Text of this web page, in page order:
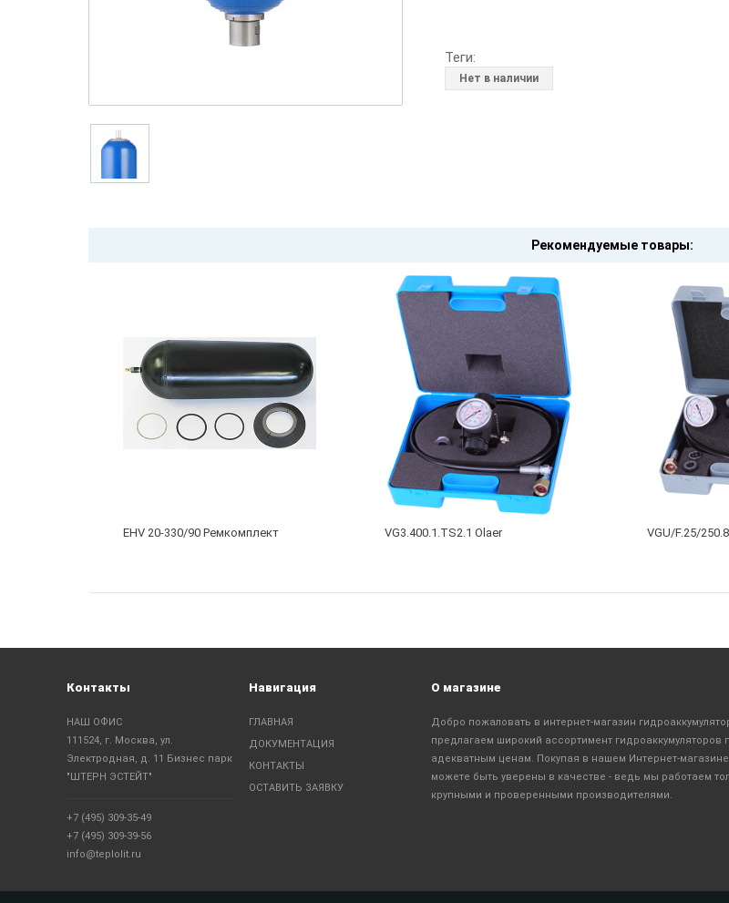
Теги:
Нет в наличии
Рекомендуемые товары:
EHV 20-330/90 Ремкомплект VG3.400.1.TS2.1 Olaer VGU/F.25/
Контакты
НАШ ОФИС
111524, г. Москва, ул.
Электродная, д. 11 Бизнес парк
"ШТЕРН ЭСТЕЙТ"
+7 (495) 309-35-49
+7 (495) 309-39-56
info@teplolit.ru
Навигация
ГЛАВНАЯ
ДОКУМЕНТАЦИЯ
КОНТАКТЫ
ОСТАВИТЬ ЗАЯВКУ
О магазине
Добро пожаловать в интернет-магазин
предлагаем широкий ассортимент гидроаккумуляторов
адекватным ценам. Покупая в нашем Интернет-
можете быть уверены в качестве - ведь мы работаем
крупными и проверенными производителями.